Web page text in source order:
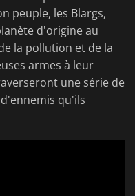
peuple, les Blargs,
d'origine au
la pollution et de la
armes à leur
une série de
qu'ils